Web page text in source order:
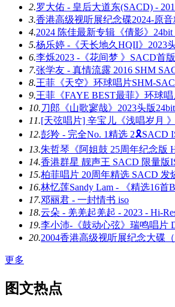
2.罗大佑 - 皇后大道东(SACD) -
3.香港高级视听展纪念碟2024-原
4.2024 陈佳最新专辑《倩影》24bit
5.杨乐婷 -《天长地久HQII》2023
6.李烁2023 -《花间梦 》SACD首
7.张学友 - 真情流露 2016 SHM
8.王菲《天空》环球唱片SHM-
9.王菲《FAYE BEST最菲》环球
10.刀郎《山歌寥哉》2023头版
11.[天弦唱片] 辛宝儿《浅唱岁月
12.彭羚 - 完全No. 1精选 2🎗SACD
13.朱哲琴《阿姐鼓 25周年纪念版
14.香港群星 靓声王 SACD 限量版
15.柏菲唱片 20周年精选 SACD 发
16.林忆莲Sandy Lam - 《精选16首
17.邓丽君 - 一封情书 iso
18.云朵 - 羌羌起羌起 - 2023 - Hi-
19.李小沛-《鼓动心弦》瑞鸣唱片
20.2004香港高级视听展纪念大碟
更多
图文热点